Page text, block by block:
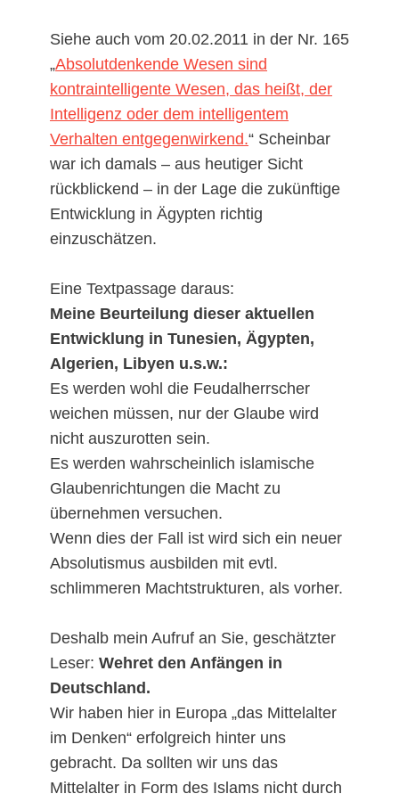
Siehe auch vom 20.02.2011 in der Nr. 165
„Absolutdenkende Wesen sind
kontraintelligente Wesen, das heißt, der
Intelligenz oder dem intelligentem
Verhalten entgegenwirkend.“ Scheinbar
war ich damals – aus heutiger Sicht
rückblickend – in der Lage die zukünftige
Entwicklung in Ägypten richtig
einzuschätzen.
Eine Textpassage daraus:
Meine Beurteilung dieser aktuellen
Entwicklung in Tunesien, Ägypten,
Algerien, Libyen u.s.w.:
Es werden wohl die Feudalherrscher
weichen müssen, nur der Glaube wird
nicht auszurotten sein.
Es werden wahrscheinlich islamische
Glaubenrichtungen die Macht zu
übernehmen versuchen.
Wenn dies der Fall ist wird sich ein neuer
Absolutismus ausbilden mit evtl.
schlimmeren Machtstrukturen, als vorher.
Deshalb mein Aufruf an Sie, geschätzter
Leser: Wehret den Anfängen in
Deutschland.
Wir haben hier in Europa „das Mittelalter
im Denken“ erfolgreich hinter uns
gebracht. Da sollten wir uns das
Mittelalter in Form des Islams nicht durch